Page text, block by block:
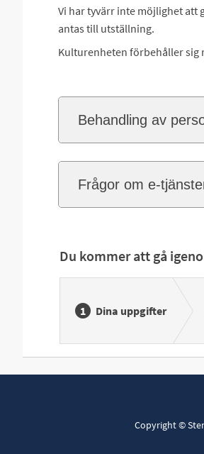
Vi har tyvärr inte möjlighet
antas till utställning.
Kulturenheten förbehåller sig
Behandling av
Frågor om e-
Du kommer att gå
Dina uppgifter
Copyright ©